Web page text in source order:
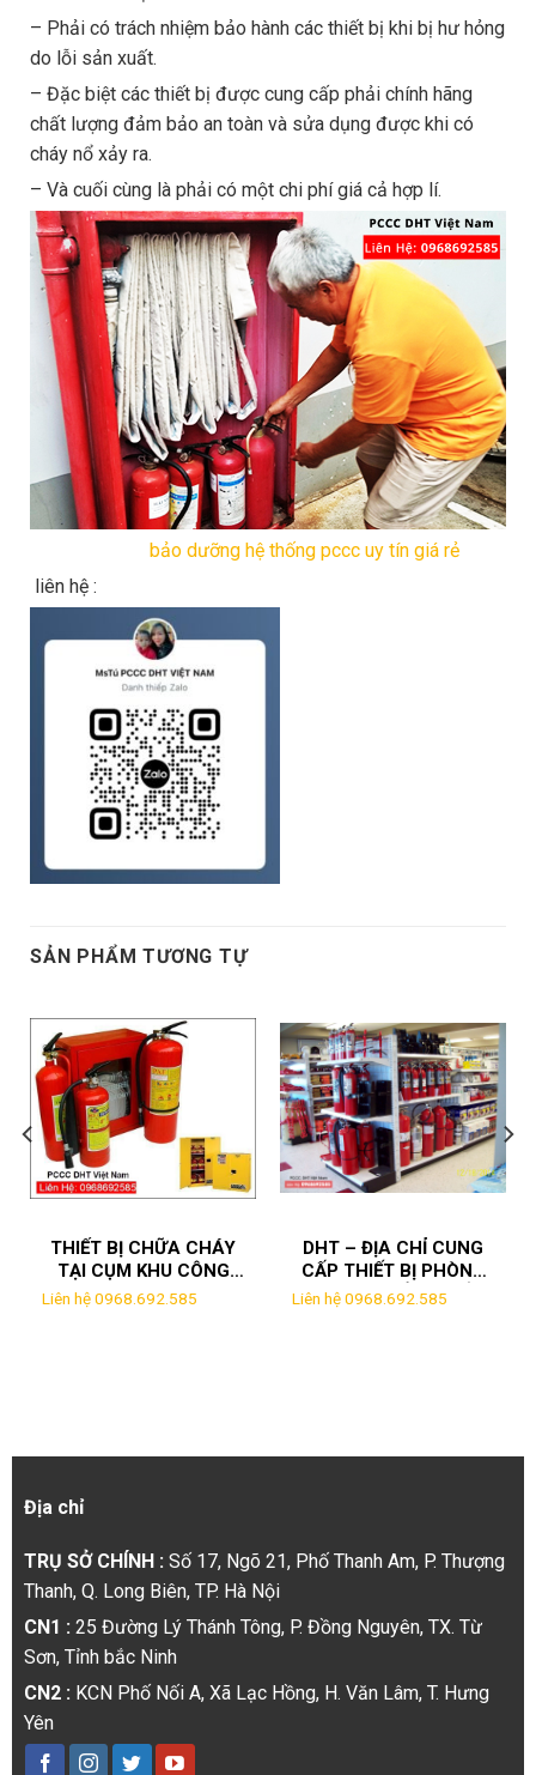
– Phải có trách nhiệm bảo hành các thiết bị khi bị hư hỏng
do lỗi sản xuất.
– Đặc biệt các thiết bị được cung cấp phải chính hãng
chất lượng đảm bảo an toàn và sửa dụng được khi có
cháy nổ xảy ra.
– Và cuối cùng là phải có một chi phí giá cả hợp lí.
bảo dưỡng hệ thống pccc uy tín giá rẻ
liên hệ :
SẢN PHẨM TƯƠNG TỰ
THIẾT BỊ CHỮA CHÁY
TẠI CỤM KHU CÔNG
NGHIỆP TÂN VIỆT
Liên hệ 0968.692.585
DHT – ĐỊA CHỈ CUNG
CẤP THIẾT BỊ PHÒNG
CHÁY GIÁ RẺ TẠI BẮC
Liên hệ 0968.692.585
Địa chỉ
TRỤ SỞ CHÍNH : Số 17, Ngõ 21, Phố Thanh Am, P. Thượng
Thanh, Q. Long Biên, TP. Hà Nội
CN1 : 25 Đường Lý Thánh Tông, P. Đồng Nguyên, TX. Từ
Sơn, Tỉnh bắc Ninh
CN2 : KCN Phố Nối A, Xã Lạc Hồng, H. Văn Lâm, T. Hưng
Yên